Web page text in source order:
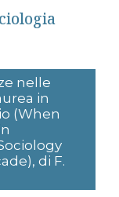
nelle
in
(When
di F.